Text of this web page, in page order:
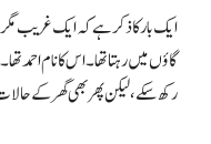
ایک بار کا ذکر ہے کہ ایک غریب
گاؤں میں رہتا تھا۔ اس کا نام احمد
رکھ سکے، لیکن پھر بھی گھر کے